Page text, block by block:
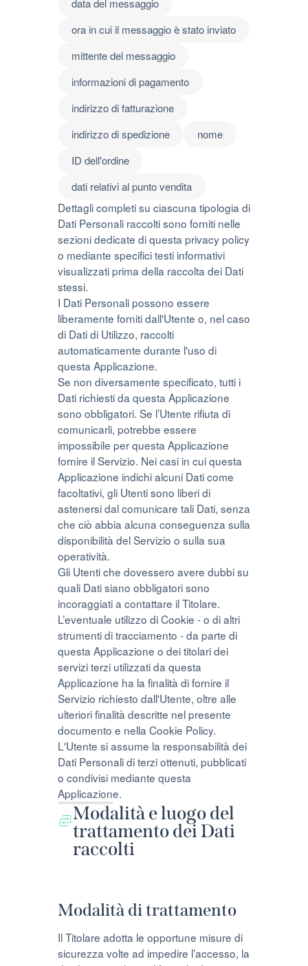
data del messaggio
ora in cui il messaggio è stato inviato
mittente del messaggio
informazioni di pagamento
indirizzo di fatturazione
indirizzo di spedizione
nome
ID dell'ordine
dati relativi al punto vendita
Dettagli completi su ciascuna tipologia di
Dati Personali raccolti sono forniti nelle
sezioni dedicate di questa privacy policy
o mediante specifici testi informativi
visualizzati prima della raccolta dei Dati
stessi.
I Dati Personali possono essere
liberamente forniti dall'Utente o, nel caso
di Dati di Utilizzo, raccolti
automaticamente durante l'uso di
questa Applicazione.
Se non diversamente specificato, tutti i
Dati richiesti da questa Applicazione
sono obbligatori. Se l’Utente rifiuta di
comunicarli, potrebbe essere
impossibile per questa Applicazione
fornire il Servizio. Nei casi in cui questa
Applicazione indichi alcuni Dati come
facoltativi, gli Utenti sono liberi di
astenersi dal comunicare tali Dati, senza
che ciò abbia alcuna conseguenza sulla
disponibilità del Servizio o sulla sua
operatività.
Gli Utenti che dovessero avere dubbi su
quali Dati siano obbligatori sono
incoraggiati a contattare il Titolare.
L’eventuale utilizzo di Cookie - o di altri
strumenti di tracciamento - da parte di
questa Applicazione o dei titolari dei
servizi terzi utilizzati da questa
Applicazione ha la finalità di fornire il
Servizio richiesto dall'Utente, oltre alle
ulteriori finalità descritte nel presente
documento e nella Cookie Policy.
L'Utente si assume la responsabilità dei
Dati Personali di terzi ottenuti, pubblicati
o condivisi mediante questa
Applicazione.
Modalità e luogo del
trattamento dei Dati
raccolti
Modalità di trattamento
Il Titolare adotta le opportune misure di
sicurezza volte ad impedire l’accesso, la